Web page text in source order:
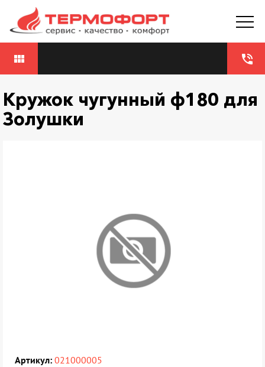
phone_in_talk
view_module
Кружок чугунный ф180 для
Золушки
Артикул: 021000005